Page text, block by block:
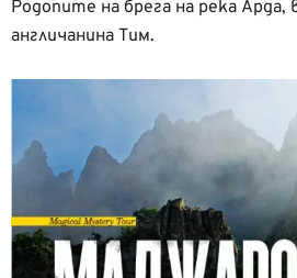
Родопите на брега на река Арда,
англичанина Тим.